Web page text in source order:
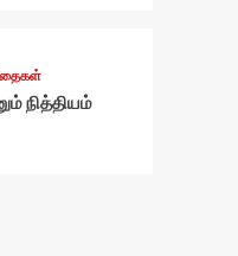
நித்தியம்